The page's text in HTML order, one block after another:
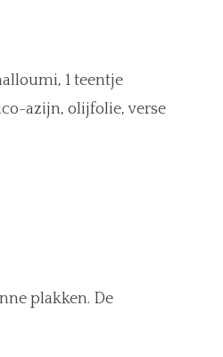
1 teentje
azijn, olijfolie, verse
plakken. De